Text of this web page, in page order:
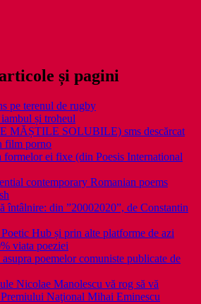
și pagini
pe terenul de rugby
și troheul
MĂȘTILE SOLUBILE) sms descărcat
film porno
formelor ei fixe (din Poesis International
contemporary Romanian poems
întâlnire: din ”20002020”, de Constantin
Hub și prin alte platforme de azi
viata poeziei
poemelor comuniste publicate de
Nicolae Manolescu vă rog să vă
Naţional Mihai Eminescu